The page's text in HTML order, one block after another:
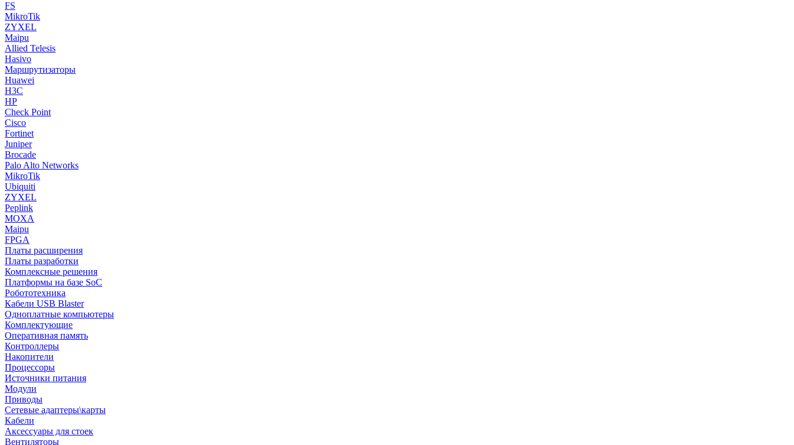
FS
MikroTik
ZYXEL
Maipu
Allied Telesis
Hasivo
Маршрутизаторы
Huawei
H3C
HP
Check Point
Cisco
Fortinet
Juniper
Brocade
Palo Alto Networks
MikroTik
Ubiquiti
ZYXEL
Peplink
MOXA
Maipu
FPGA
Платы расширения
Платы разработки
Комплексные решения
Платформы на базе SoC
Робототехника
Кабели USB Blaster
Одноплатные компьютеры
Комплектующие
Оперативная память
Контроллеры
Накопители
Процессоры
Источники питания
Модули
Приводы
Сетевые адаптеры\карты
Кабели
Аксессуары для стоек
Вентиляторы